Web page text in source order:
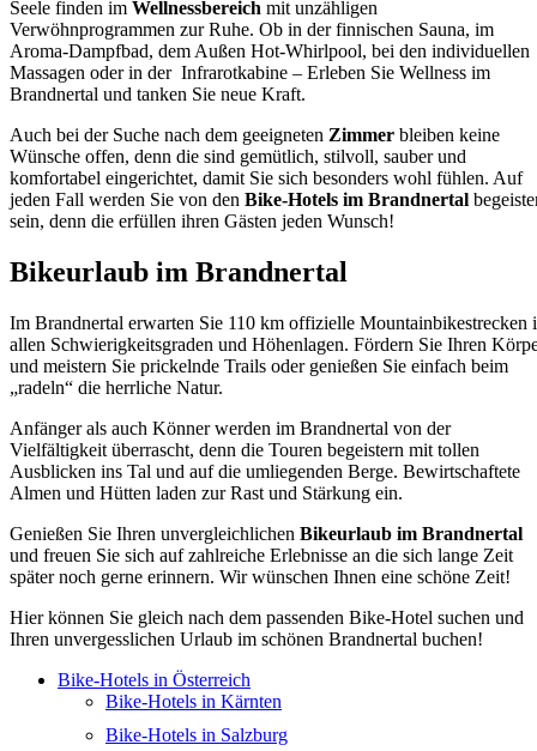
Seele finden im Wellnessbereich mit unzähligen
Verwöhnprogrammen zur Ruhe. Ob in der finnischen Sauna, im
Aroma-Dampfbad, dem Außen Hot-Whirlpool, bei den individuellen
Massagen oder in der Infrarotkabine – Erleben Sie Wellness im
Brandnertal und tanken Sie neue Kraft.
Auch bei der Suche nach dem geeigneten Zimmer bleiben keine
Wünsche offen, denn die sind gemütlich, stilvoll, sauber und
komfortabel eingerichtet, damit Sie sich besonders wohl fühlen. Auf
jeden Fall werden Sie von den Bike-Hotels im Brandnertal
sein, denn die erfüllen ihren Gästen jeden Wunsch!
Bikeurlaub im Brandnertal
Im Brandnertal erwarten Sie 110 km offizielle Mountainbikestrecken
allen Schwierigkeitsgraden und Höhenlagen. Fördern Sie Ihren
und meistern Sie prickelnde Trails oder genießen Sie einfach beim
„radeln“ die herrliche Natur.
Anfänger als auch Könner werden im Brandnertal von der
Vielfältigkeit überrascht, denn die Touren begeistern mit tollen
Ausblicken ins Tal und auf die umliegenden Berge. Bewirtschaftete
Almen und Hütten laden zur Rast und Stärkung ein.
Genießen Sie Ihren unvergleichlichen Bikeurlaub im Brandnertal
und freuen Sie sich auf zahlreiche Erlebnisse an die sich lange Zeit
später noch gerne erinnern. Wir wünschen Ihnen eine schöne Zeit!
Hier können Sie gleich nach dem passenden Bike-Hotel suchen und
Ihren unvergesslichen Urlaub im schönen Brandnertal buchen!
Bike-Hotels in Österreich
Bike-Hotels in Kärnten
Bike-Hotels in Salzburg